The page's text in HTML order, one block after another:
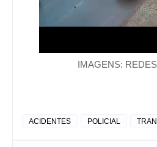
IMAGENS:
ACIDENTES POLICIAL